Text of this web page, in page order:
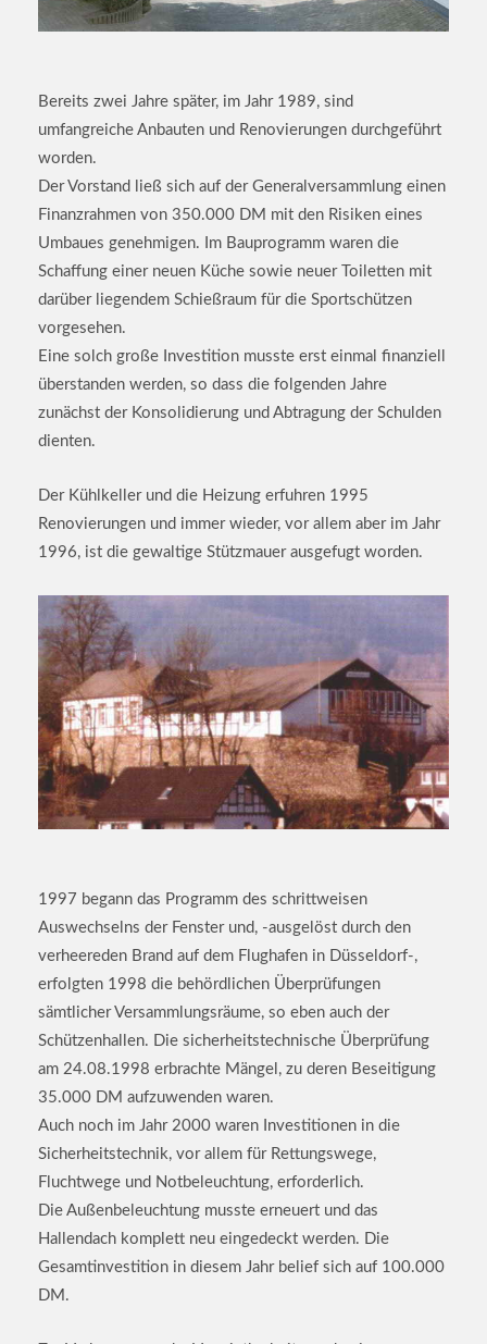
Bereits zwei Jahre später, im Jahr 1989, sind
umfangreiche Anbauten und Renovierungen durchgeführt
worden.
Der Vorstand ließ sich auf der Generalversammlung einen
Finanzrahmen von 350.000 DM mit den Risiken eines
Umbaues genehmigen. Im Bauprogramm waren die
Schaffung einer neuen Küche sowie neuer Toiletten mit
darüber liegendem Schießraum für die Sportschützen
vorgesehen.
Eine solch große Investition musste erst einmal finanziell
überstanden werden, so dass die folgenden Jahre
zunächst der Konsolidierung und Abtragung der Schulden
dienten.
Der Kühlkeller und die Heizung erfuhren 1995
Renovierungen und immer wieder, vor allem aber im Jahr
1996, ist die gewaltige Stützmauer ausgefugt worden.
1997 begann das Programm des schrittweisen
Auswechselns der Fenster und, -ausgelöst durch den
verheereden Brand auf dem Flughafen in Düsseldorf-,
erfolgten 1998 die behördlichen Überprüfungen
sämtlicher Versammlungsräume, so eben auch der
Schützenhallen. Die sicherheitstechnische Überprüfung
am 24.08.1998 erbrachte Mängel, zu deren Beseitigung
35.000 DM aufzuwenden waren.
Auch noch im Jahr 2000 waren Investitionen in die
Sicherheitstechnik, vor allem für Rettungswege,
Fluchtwege und Notbeleuchtung, erforderlich.
Die Außenbeleuchtung musste erneuert und das
Hallendach komplett neu eingedeckt werden. Die
Gesamtinvestition in diesem Jahr belief sich auf 100.000
DM.